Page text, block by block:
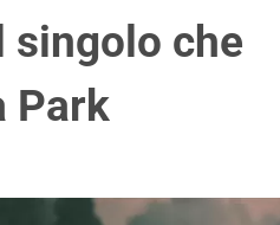
singolo che
Park